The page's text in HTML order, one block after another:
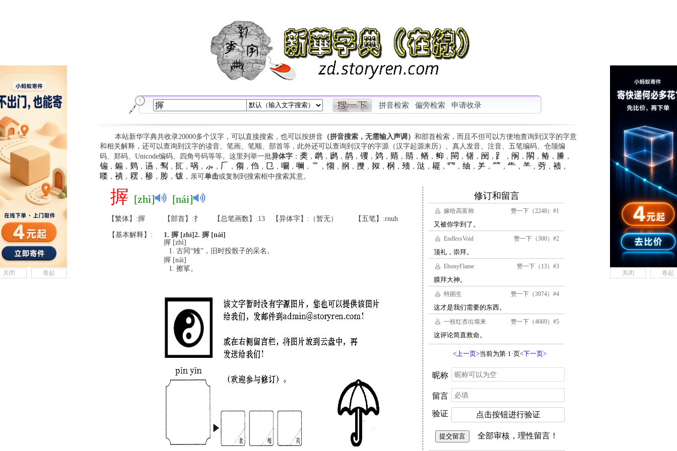
拼音检索 偏旁检索 申请收录
本站新华字典共收录20000多个汉字，可以直接搜索，也可以按拼音（拼音搜索，无需输入声调） 和部首检索，而且不但可以方便地查询到汉字的字意
和相关解释，还可以查询到汉字的读音、笔画、笔顺、部首等，此外还可以查询到汉字的字源（汉字起源来历）、真人发音、注音、五笔编码、仓颉编
码、郑码、Unicode编码、四角号码等等。这里列举一批异体字： 䶮 ， 䴙， 䴘， 䴖， 䦆， 䴔， 䞍， 䝼， 䲡 ， 䲟 ， 䦟 ， 䦃， 䦷 ， ⻊ ， 䦶 ， 䦛 ， 䲠 ， 䲢 ，
䦂 ， 䥇 ， 䴗， 䜩， 䴕， 㧟 ， 㖞 ， ⺗ ， 𠂆 ， 㑳 ， 㑇 ， 㔾 ， 㘚 ， 㘎 ， ⺌ ， 㥮 ， 㧏 ， 㩳， 㧐 ， 㭎 ， 㱮， 㳠 ， 䎱 ， ⺳ ， 䌷 ， ⺶， ⺮ ， ⺧， ⺷， 䓖， 䙌，
䁖， 䙡， 䎬 ， 䅟， 䏝， 䥽，亲可单击或复制到搜索框中搜索其意。
搱 [zhì] [nái]
【繁体】:搱 【部首】:扌 【总笔画数】:13 【异体字】:（暂无） 【五笔】:rnuh
【基本解释】: 1. 搱 [zhì] 2. 搱 [nái]
搱 [zhì]
古同“雉”，旧时投骰子的采名。
搱 [nái]
擦挲。
关闭 卷起 关闭 卷起